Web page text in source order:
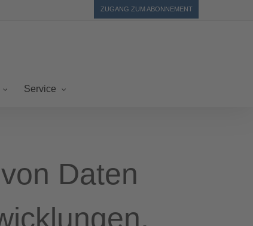
ZUGANG ZUM ABONNEMENT
Service
Daten